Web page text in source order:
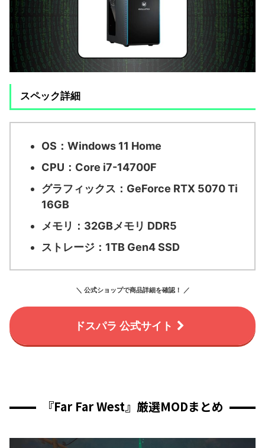
スペック詳細
OS： Windows 11 Home
CPU： Core i7-14700F
グラフィックス： GeForce RTX 5070 Ti
16GB
メモリ： 32GBメモリ DDR5
ストレージ： 1TB Gen4 SSD
＼ 公式ショップで商品詳細を確認！ ／
ドスパラ 公式サイト
『Far Far West』厳選MODまとめ